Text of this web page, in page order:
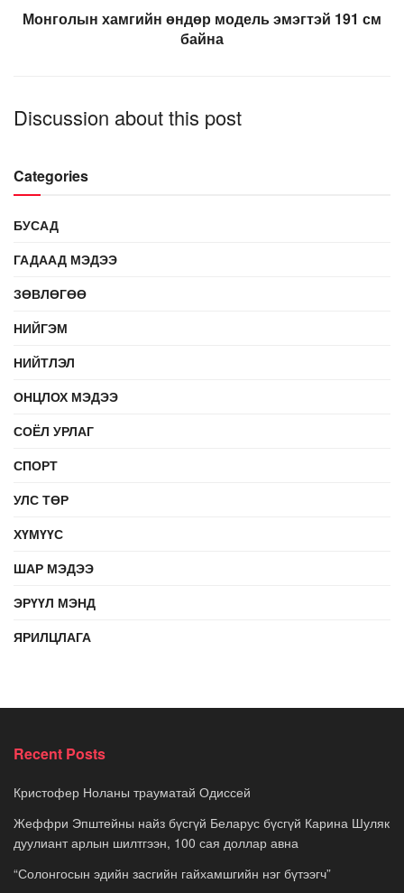
Монголын хамгийн өндөр модель эмэгтэй 191 см
байна
Discussion about this post
Categories
БУСАД
ГАДААД МЭДЭЭ
ЗӨВЛӨГӨӨ
НИЙГЭМ
НИЙТЛЭЛ
ОНЦЛОХ МЭДЭЭ
СОЁЛ УРЛАГ
СПОРТ
УЛС ТӨР
ХҮМҮҮС
ШАР МЭДЭЭ
ЭРҮҮЛ МЭНД
ЯРИЛЦЛАГА
Recent Posts
Кристофер Ноланы трауматай Одиссей
Жеффри Эпштейны найз бүсгүй Беларус бүсгүй Карина Шуляк
дуулиант арлын шилтгээн, 100 сая доллар авна
“Солонгосын эдийн засгийн гайхамшгийн нэг бүтээгч”